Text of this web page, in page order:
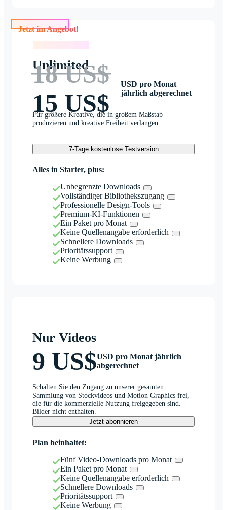
Jetzt im Angebot!
Unlimited
18 US$
15 US$
USD pro Monat
jährlich abgerechnet
Für größere Kreative, die in großem Maßstab
produzieren und kreative Freiheit verlangen
7-Tage kostenlose Testversion
Alles in Starter, plus:
Unbegrenzte Downloads
Vollständiger Bibliothekszugang
Professionelle Design-Tools
Premium-KI-Funktionen
Ein Paket pro Monat
Keine Quellenangabe erforderlich
Schnellere Downloads
Prioritätssupport
Keine Werbung
Nur Videos
9 US$USD pro Monat jährlich
abgerechnet
Schalten Sie den Zugang zu unserer gesamten
Sammlung von Stockvideos und Motion Graphics frei,
die für die kommerzielle Nutzung freigegeben sind.
Bilder nicht enthalten.
Jetzt abonnieren
Plan beinhaltet:
Fünf Video-Downloads pro Monat
Ein Paket pro Monat
Keine Quellenangabe erforderlich
Schnellere Downloads
Prioritätssupport
Keine Werbung